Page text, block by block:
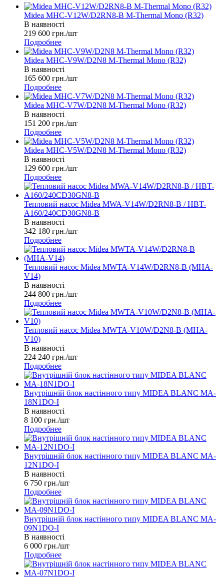
Midea MHC-V12W/D2RN8-B M-Thermal Mono (R32)
В наявності
219 600 грн./шт
Подробнее
Midea MHC-V9W/D2N8 M-Thermal Mono (R32)
В наявності
165 600 грн./шт
Подробнее
Midea MHC-V7W/D2N8 M-Thermal Mono (R32)
В наявності
151 200 грн./шт
Подробнее
Midea MHC-V5W/D2N8 M-Thermal Mono (R32)
В наявності
129 600 грн./шт
Подробнее
Тепловий насос Midea MWA-V14W/D2RN8-B / HBT-
A160/240CD30GN8-B
В наявності
342 180 грн./шт
Подробнее
Тепловий насос Midea MWTA-V14W/D2RN8-B (MHA-
V14)
В наявності
244 800 грн./шт
Подробнее
Тепловий насос Midea MWTA-V10W/D2N8-B (MHA-
V10)
В наявності
224 240 грн./шт
Подробнее
Внутрішній блок настінного типу MIDEA BLANC MA-
18N1DO-I
В наявності
8 100 грн./шт
Подробнее
Внутрішній блок настінного типу MIDEA BLANC MA-
12N1DO-I
В наявності
6 750 грн./шт
Подробнее
Внутрішній блок настінного типу MIDEA BLANC MA-
09N1DO-I
В наявності
6 000 грн./шт
Подробнее